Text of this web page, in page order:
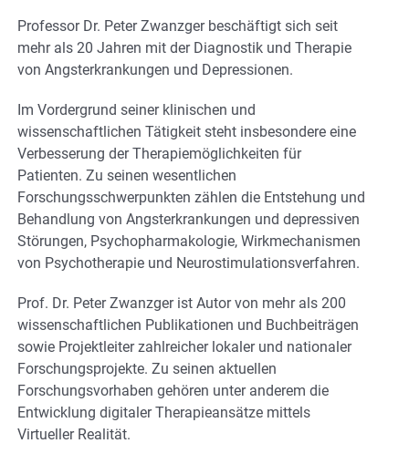
Professor Dr. Peter Zwanzger beschäftigt sich seit
mehr als 20 Jahren mit der Diagnostik und Therapie
von Angsterkrankungen und Depressionen.
Im Vordergrund seiner klinischen und
wissenschaftlichen Tätigkeit steht insbesondere eine
Verbesserung der Therapiemöglichkeiten für
Patienten. Zu seinen wesentlichen
Forschungsschwerpunkten zählen die Entstehung und
Behandlung von Angsterkrankungen und depressiven
Störungen, Psychopharmakologie, Wirkmechanismen
von Psychotherapie und Neurostimulationsverfahren.
Prof. Dr. Peter Zwanzger ist Autor von mehr als 200
wissenschaftlichen Publikationen und Buchbeiträgen
sowie Projektleiter zahlreicher lokaler und nationaler
Forschungsprojekte. Zu seinen aktuellen
Forschungsvorhaben gehören unter anderem die
Entwicklung digitaler Therapieansätze mittels
Virtueller Realität.